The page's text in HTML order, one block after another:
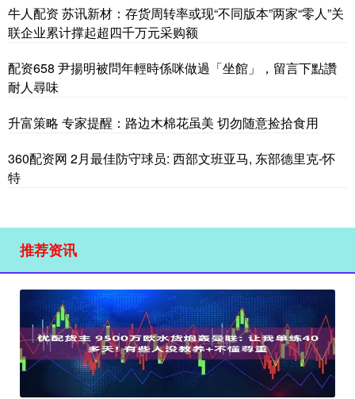
牛人配资 苏讯新材：存货周转率或现“不同版本”两家“零人”关
联企业累计撑起超四千万元采购额
配资658 尹揚明被問年輕時係咪做過「坐館」，留言下點讚
耐人尋味
升富策略 专家提醒：路边木棉花虽美 切勿随意捡拾食用
360配资网 2月最佳防守球员: 西部文班亚马, 东部德里克-怀
特
推荐资讯